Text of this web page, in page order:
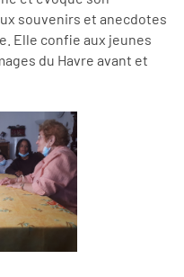
souvenirs et anecdotes
Elle confie aux jeunes
du Havre avant et